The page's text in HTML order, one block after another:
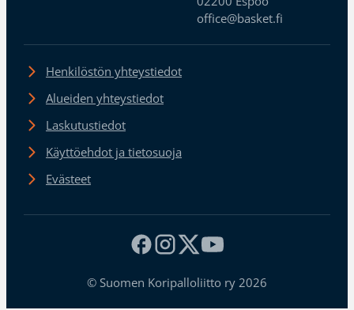
office@basket.fi
Henkilöstön yhteystiedot
Alueiden yhteystiedot
Laskutustiedot
Käyttöehdot ja tietosuoja
Evästeet
© Suomen Koripalloliitto ry 2026